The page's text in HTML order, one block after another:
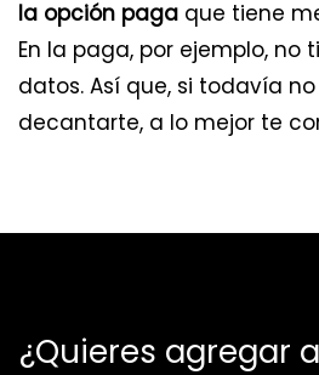
la opción paga que tiene
En la paga, por ejemplo, no
datos. Así que, si todavía
decantarte, a lo mejor te
¿Quieres agregar